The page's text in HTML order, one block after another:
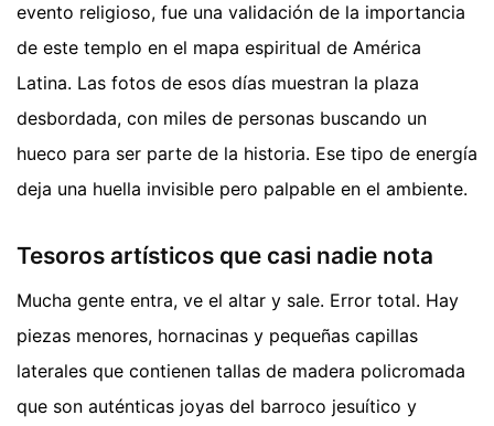
evento religioso, fue una validación de la importancia
de este templo en el mapa espiritual de América
Latina. Las fotos de esos días muestran la plaza
desbordada, con miles de personas buscando un
hueco para ser parte de la historia. Ese tipo de energía
deja una huella invisible pero palpable en el ambiente.
Tesoros artísticos que casi nadie nota
Mucha gente entra, ve el altar y sale. Error total. Hay
piezas menores, hornacinas y pequeñas capillas
laterales que contienen tallas de madera policromada
que son auténticas joyas del barroco jesuítico y